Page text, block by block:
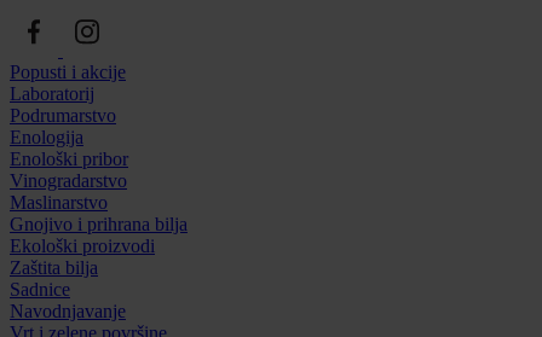
Popusti i akcije
Laboratorij
Podrumarstvo
Enologija
Enološki pribor
Vinogradarstvo
Maslinarstvo
Gnojivo i prihrana bilja
Ekološki proizvodi
Zaštita bilja
Sadnice
Navodnjavanje